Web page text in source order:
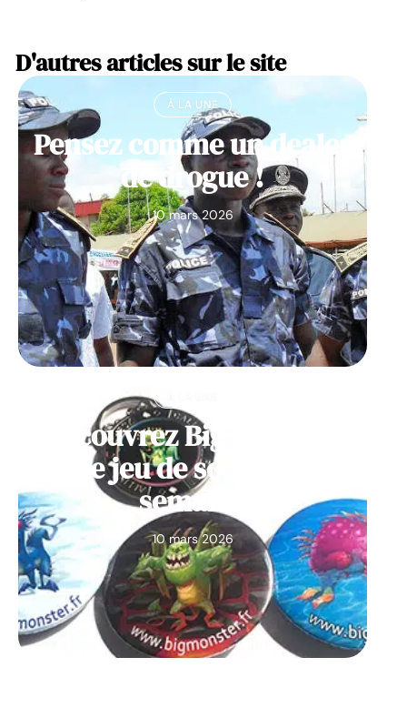
D'autres articles sur le site
À LA UNE
Pensez comme un dealer
de drogue !
10 mars 2026
Découvrez Big Monster,
notre jeu de société de la
semaine
10 mars 2026